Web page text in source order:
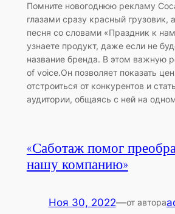
Помните новогоднюю рекламу
глазами сразу красный грузовик,
песня со словами «Праздник к
узнаете продукт, даже если не
название бренда. В этом важную
of voice.Он позволяет показать
отстроиться от конкурентов и
аудитории, общаясь с ней на
«Саботаж помог
нашу компанию»
Ноя 30, 2022—от автора